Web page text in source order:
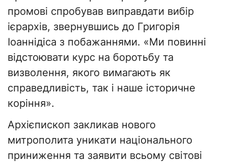
промові спробував виправдати вибір
ієрархів, звернувшись до Григорія
Іоаннідіса з побажаннями. «Ми повинні
відстоювати курс на боротьбу та
визволення, якого вимагають як
справедливість, так і наше історичне
коріння».
Архієпископ закликав нового
митрополита уникати національного
приниження та заявити всьому світові